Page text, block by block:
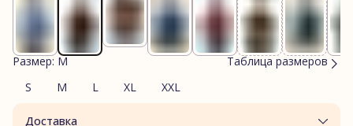
Размер: M
Таблица размеров
S
M L XL XXL
Доставка